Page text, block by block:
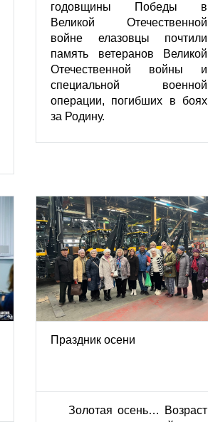
годовщины Победы в
Великой Отечественной
войне елазовцы почтили
память ветеранов Великой
Отечественной войны и
специальной военной
операции, погибших в боях
за Родину.
Праздник осени
Золотая осень… Возраст